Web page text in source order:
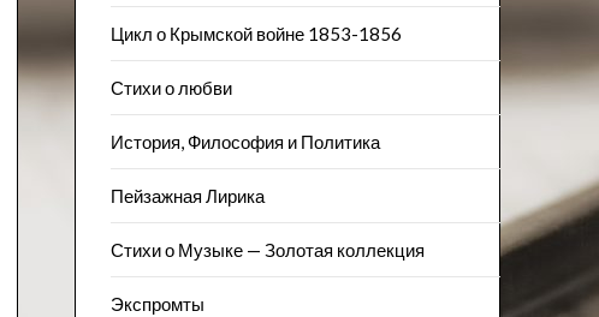
Цикл о Крымской войне 1853-1856
Стихи о любви
История, Философия и Политика
Пейзажна​я Лирика
Стихи о Музыке — Золотая коллекция
Экспромты